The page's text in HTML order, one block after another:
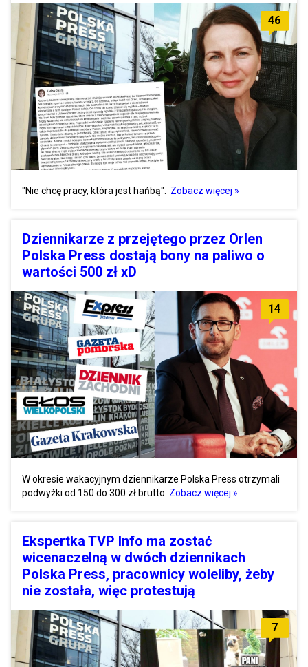
46
"Nie chcę pracy, która jest hańbą". Zobacz więcej »
Dziennikarze z przejętego przez Orlen
Polska Press dostają bony na paliwo o
wartości 500 zł xD
14
W okresie wakacyjnym dziennikarze Polska Press otrzymali
podwyżki od 150 do 300 zł brutto. Zobacz więcej »
Ekspertka TVP Info ma zostać
wicenaczelną w dwóch dziennikach
Polska Press, pracownicy woleliby, żeby
nie została, więc protestują
7